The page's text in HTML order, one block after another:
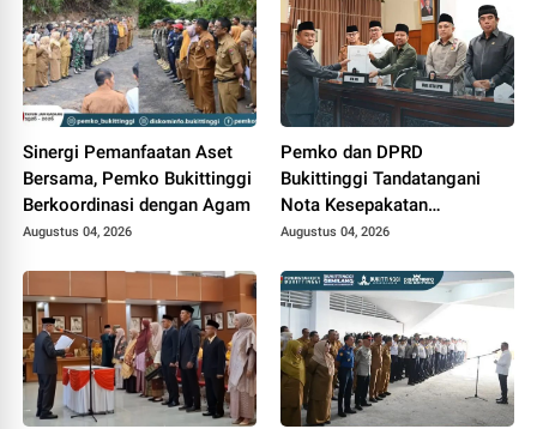
Sinergi Pemanfaatan Aset
Bersama, Pemko Bukittinggi
Berkoordinasi dengan Agam
Augustus 04, 2026
Pemko dan DPRD
Bukittinggi Tandatangani
Nota Kesepakatan
Perubahan KUA-PPAS APBD
Augustus 04, 2026